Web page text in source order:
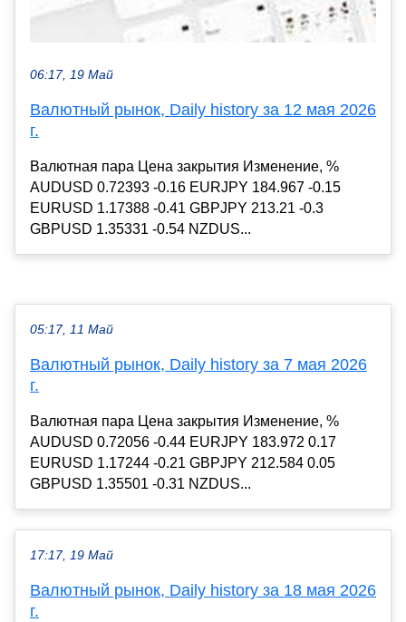
06:17, 19 Май
Валютный рынок, Daily history за 12 мая 2026
г.
Валютная пара Цена закрытия Изменение, %
AUDUSD 0.72393 -0.16 EURJPY 184.967 -0.15
EURUSD 1.17388 -0.41 GBPJPY 213.21 -0.3
GBPUSD 1.35331 -0.54 NZDUS...
05:17, 11 Май
Валютный рынок, Daily history за 7 мая 2026
г.
Валютная пара Цена закрытия Изменение, %
AUDUSD 0.72056 -0.44 EURJPY 183.972 0.17
EURUSD 1.17244 -0.21 GBPJPY 212.584 0.05
GBPUSD 1.35501 -0.31 NZDUS...
17:17, 19 Май
Валютный рынок, Daily history за 18 мая 2026
г.